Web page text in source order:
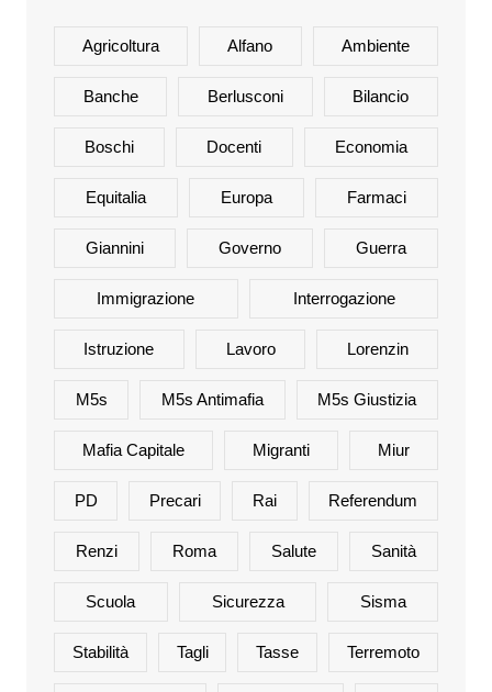
Agricoltura Alfano Ambiente
Banche Berlusconi Bilancio
Boschi Docenti Economia
Equitalia Europa Farmaci
Giannini Governo Guerra
Immigrazione Interrogazione
Istruzione Lavoro Lorenzin
M5s M5s Antimafia M5s Giustizia
Mafia Capitale Migranti Miur
PD Precari Rai Referendum
Renzi Roma Salute Sanità
Scuola Sicurezza Sisma
Stabilità Tagli Tasse Terremoto